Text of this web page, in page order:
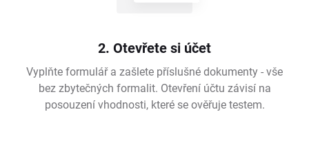
2. Otevřete si účet
Vyplňte formulář a zašlete příslušné dokumenty - vše
bez zbytečných formalit. Otevření účtu závisí na
posouzení vhodnosti, které se ověřuje testem.